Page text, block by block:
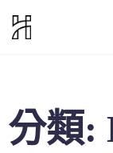
content
分類: